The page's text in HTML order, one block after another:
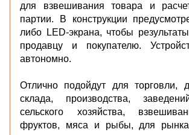
для взвешивания товара и
партии. В конструкции
либо LED-экрана, чтобы
продавцу и покупателю.
автономно.
Отлично подойдут для торговли,
склада, производства,
сельского хозяйства,
фруктов, мяса и рыбы, для